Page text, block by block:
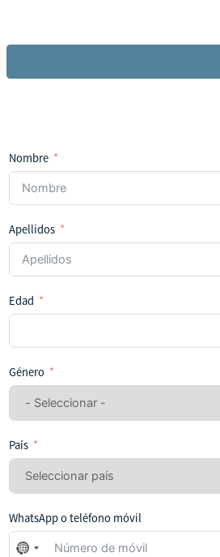
Nombre
Apellidos
Edad
Género
País
WhatsApp o teléfono móvil
No